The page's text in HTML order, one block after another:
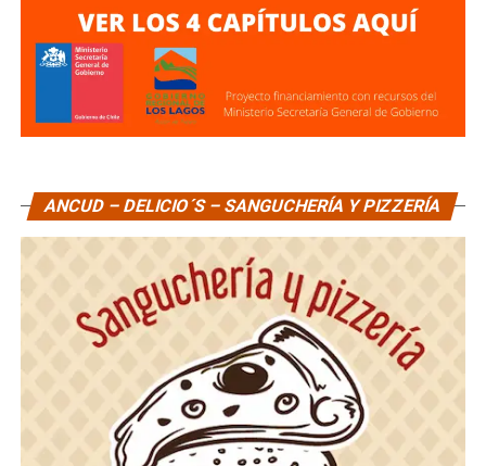
ANCUD – DELICIO´S – SANGUCHERÍA Y PIZZERÍA